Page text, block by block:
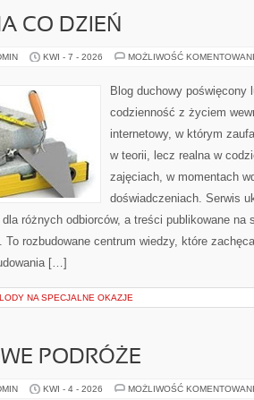
CO DZIEŃ
KWI - 7 - 2026 MOŻLIWOŚĆ
Blog duchowy poświęcony
codzienność z życiem
internetowy, w którym
w teorii, lecz realna w
zajęciach, w momentach
doświadczeniach. Serwis
różnych odbiorców, a treści publikowane na
To rozbudowane centrum wiedzy, które
[…]
LODY NA SPECJALNE OKAZJE
PODRÓŻE
KWI - 4 - 2026 MOŻLIWOŚĆ